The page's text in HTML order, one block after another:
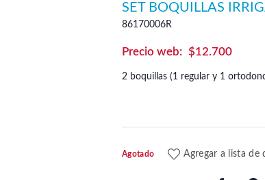
SET BOQUILLAS
86170006R
$12.700
2 boquillas (1 regular y 1
Agotado Agregar a lista de